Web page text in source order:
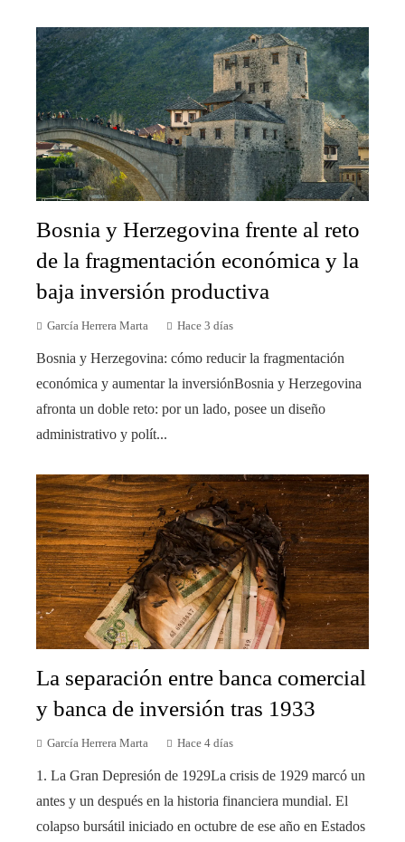
Bosnia y Herzegovina frente al reto
de la fragmentación económica y la
baja inversión productiva
García Herrera Marta Hace 3 días
Bosnia y Herzegovina: cómo reducir la fragmentación
económica y aumentar la inversiónBosnia y Herzegovina
afronta un doble reto: por un lado, posee un diseño
administrativo y polít...
La separación entre banca comercial
y banca de inversión tras 1933
García Herrera Marta Hace 4 días
1. La Gran Depresión de 1929La crisis de 1929 marcó un
antes y un después en la historia financiera mundial. El
colapso bursátil iniciado en octubre de ese año en Estados